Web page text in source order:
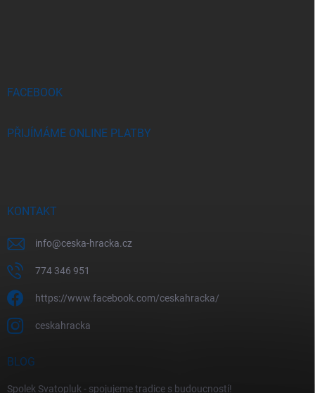
FACEBOOK
PŘIJÍMÁME ONLINE PLATBY
KONTAKT
info@ceska-hracka.cz
774 346 951
https://www.facebook.com/ceskahracka/
ceskahracka
BLOG
Spolek Svatopluk - spojujeme tradice s budoucností!